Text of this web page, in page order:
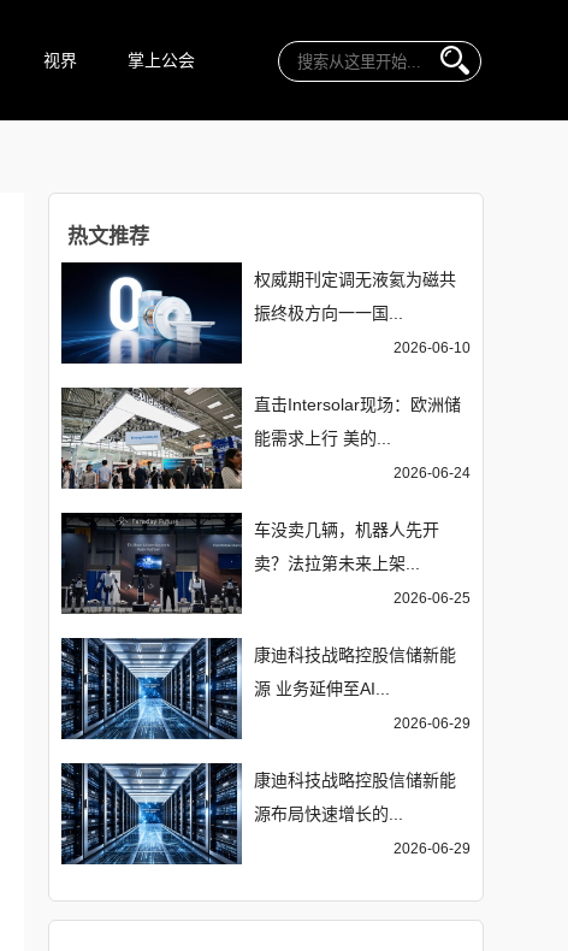
视界 掌上公会
热文推荐
权威期刊定调无液氦为磁共
振终极方向一一国...
2026-06-10
直击Intersolar现场：欧洲储
能需求上行 美的...
2026-06-24
车没卖几辆，机器人先开
卖？法拉第未来上架...
2026-06-25
康迪科技战略控股信储新能
源 业务延伸至AI...
2026-06-29
康迪科技战略控股信储新能
源布局快速增长的...
2026-06-29